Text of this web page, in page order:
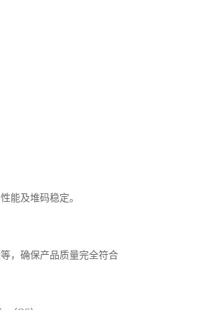
能及堆码稳定。
，确保产品质量完全符合